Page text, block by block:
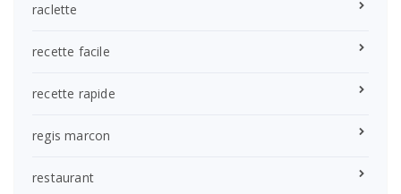
raclette
recette facile
recette rapide
regis marcon
restaurant